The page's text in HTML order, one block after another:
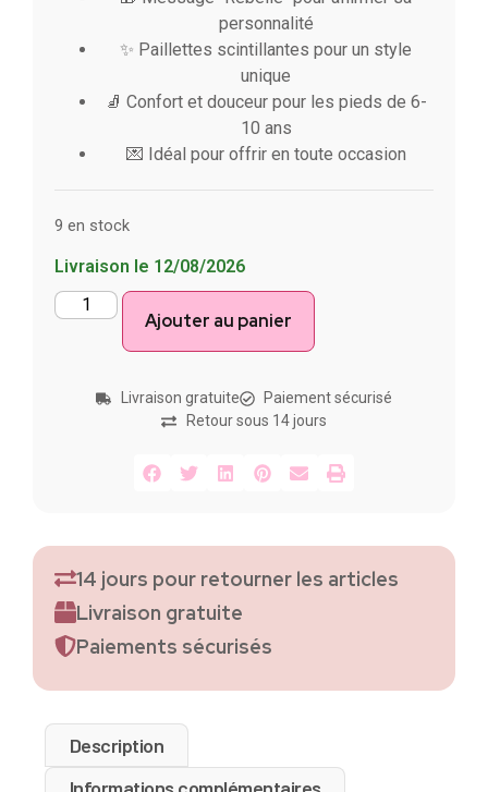
personnalité
✨ Paillettes scintillantes pour un style
unique
🧦 Confort et douceur pour les pieds de 6-
10 ans
💌 Idéal pour offrir en toute occasion
9 en stock
Livraison le 12/08/2026
Ajouter au panier
Livraison gratuite
Paiement sécurisé
Retour sous 14 jours
14 jours pour retourner les articles
Livraison gratuite
Paiements sécurisés
Description